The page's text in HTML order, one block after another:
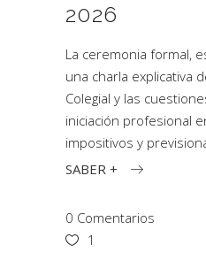
2026
La ceremonia formal,
una charla explicativa
Colegial y las
iniciación profesional
impositivos y
SABER +
0 Comentarios
1